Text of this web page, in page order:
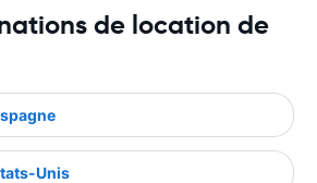
de location de
Unis